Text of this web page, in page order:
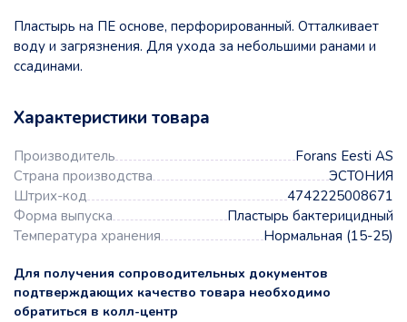
Пластырь на ПЕ основе, перфорированный. Отталкивает
воду и загрязнения. Для ухода за небольшими ранами и
ссадинами.
Характеристики товара
Производитель
Forans Eesti AS
Страна производства
ЭСТОНИЯ
Штрих-код
4742225008671
Форма выпуска
Пластырь бактерицидный
Температура хранения
Нормальная (15-25)
Для получения сопроводительных документов
подтверждающих качество товара необходимо
обратиться в колл-центр